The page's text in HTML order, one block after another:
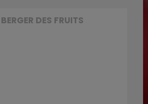
BERGER DES FRUITS